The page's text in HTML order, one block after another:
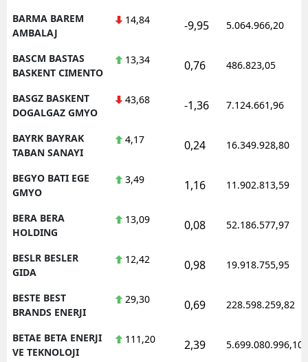
BARMA BAREM
AMBALAJ
14,84 -9,95 5.064.966,20
BASCM BASTAS
BASKENT CIMENTO
13,34 0,76 486.823,05
BASGZ BASKENT
DOGALGAZ GMYO
43,68 -1,36 7.124.661,96
BAYRK BAYRAK
TABAN SANAYI
4,17 0,24 16.349.928,80
BEGYO BATI EGE
GMYO
3,49 1,16 11.902.813,59
BERA BERA
HOLDING
13,09 0,08 52.186.577,97
BESLR BESLER
GIDA
12,42 0,98 19.918.755,95
BESTE BEST
BRANDS ENERJI
29,30 0,69 228.598.259,82
BETAE BETA ENERJI
VE TEKNOLOJI
111,20 2,39 5.699.080.996,10